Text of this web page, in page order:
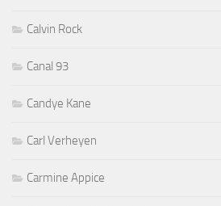
Calvin Rock
Canal 93
Candye Kane
Carl Verheyen
Carmine Appice